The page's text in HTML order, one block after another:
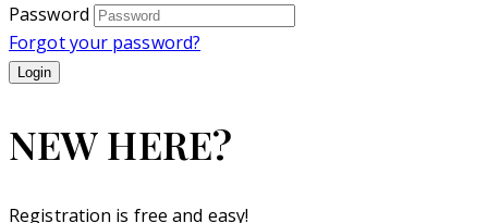
Password
Forgot your password?
NEW HERE?
Registration is free and easy!